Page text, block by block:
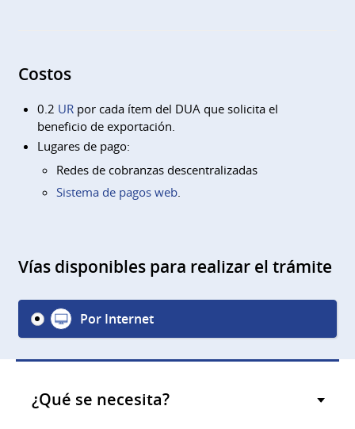
Costos
0.2 URpor cada ítem del DUA que solicita el
beneficio de exportación.
Lugares de pago:
Redes de cobranzas descentralizadas
Sistema de pagos web.
Vías disponibles para realizar el trámite
Por Internet
¿Qué se necesita?